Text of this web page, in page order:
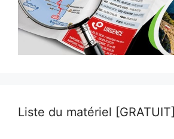
Liste du matériel [GRATUIT]